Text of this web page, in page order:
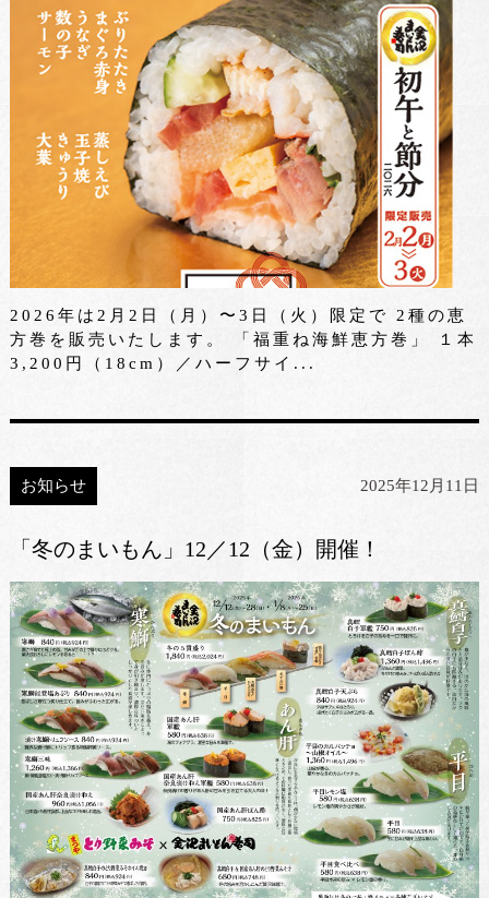
2026年は2月2日（月）〜3日（火）限定で 2種の恵
方巻を販売いたします。 「福重ね海鮮恵方巻」 １本
3,200円（18cm）／ハーフサイ...
お知らせ 2025年12月11日
「冬のまいもん」12／12（金）開催！